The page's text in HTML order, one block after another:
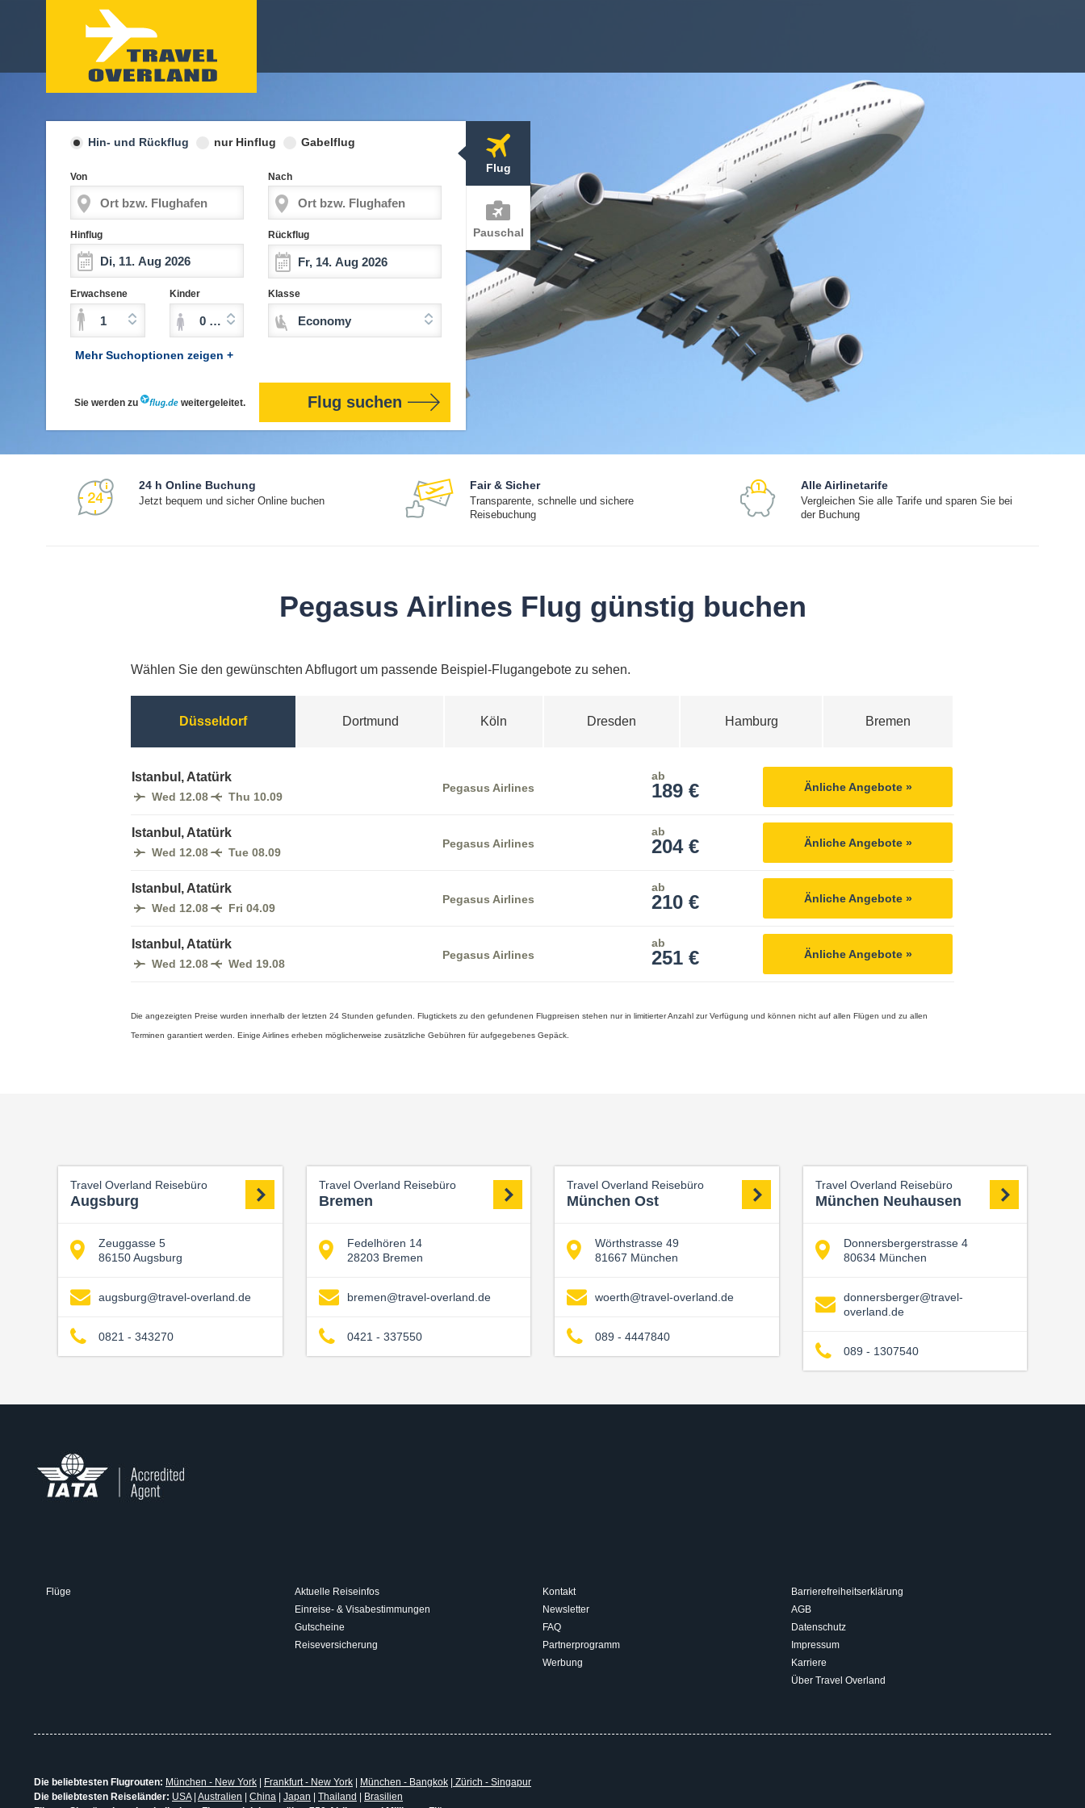
Flug
Pauschal
Hin- und Rückflug nur Hinflug Gabelflug
Von Nach
Hinflug Rückflug
Erwachsene
1
Kinder
0 Kinder (2-11 Jahre)
Klasse
Economy
Mehr Suchoptionen zeigen +
Sie werden zu weitergeleitet. Flug suchen
24 h Online Buchung
Jetzt bequem und sicher Online buchen
Fair & Sicher
Transparente, schnelle und sichere
Reisebuchung
Alle Airlinetarife
Vergleichen Sie alle Tarife und sparen Sie bei
der Buchung
Pegasus Airlines Flug günstig buchen
Wählen Sie den gewünschten Abflugort um passende Beispiel-Flugangebote zu sehen.
Düsseldorf Dortmund Köln Dresden Hamburg Bremen
Istanbul, Atatürk
Wed 12.08 Thu 10.09
Pegasus Airlines
ab
189 € Änliche Angebote »
Istanbul, Atatürk
Wed 12.08 Tue 08.09
Pegasus Airlines
ab
204 € Änliche Angebote »
Istanbul, Atatürk
Wed 12.08 Fri 04.09
Pegasus Airlines
ab
210 € Änliche Angebote »
Istanbul, Atatürk
Wed 12.08 Wed 19.08
Pegasus Airlines
ab
251 € Änliche Angebote »
Die angezeigten Preise wurden innerhalb der letzten 24 Stunden gefunden. Flugtickets zu den gefundenen Flugpreisen stehen nur in limitierter Anzahl zur Verfügung und können nicht auf allen Flügen und zu allen
Terminen garantiert werden. Einige Airlines erheben möglicherweise zusätzliche Gebühren für aufgegebenes Gepäck.
Travel Overland Reisebüro
Augsburg
Zeuggasse 5
86150 Augsburg
augsburg@travel-overland.de
0821 - 343270
Travel Overland Reisebüro
Bremen
Fedelhören 14
28203 Bremen
bremen@travel-overland.de
0421 - 337550
Travel Overland Reisebüro
München Ost
Wörthstrasse 49
81667 München
woerth@travel-overland.de
089 - 4447840
Travel Overland Reisebüro
München Neuhausen
Donnersbergerstrasse 4
80634 München
donnersberger@travel-
overland.de
089 - 1307540
Flüge
Aktuelle Reiseinfos
Einreise- & Visabestimmungen
Gutscheine
Reiseversicherung
Kontakt
Newsletter
FAQ
Partnerprogramm
Werbung
Barrierefreiheitserklärung
AGB
Datenschutz
Impressum
Karriere
Über Travel Overland
Die beliebtesten Flugrouten: München - New York | Frankfurt - New York | München - Bangkok | Zürich - Singapur
Die beliebtesten Reiseländer: USA| Australien | China | Japan | Thailand | Brasilien